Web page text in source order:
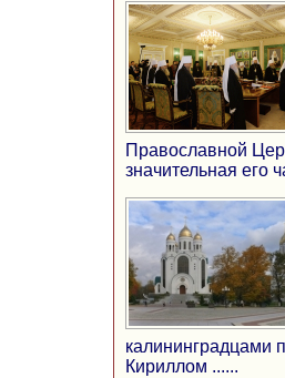
Православной
значительная его
калининградцами
Кириллом ......